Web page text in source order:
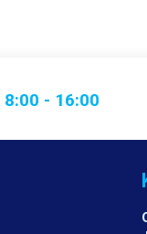
8:00 - 16:00